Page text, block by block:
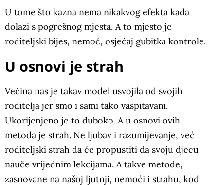
U tome što kazna nema nikakvog efekta kada
dolazi s pogrešnog mjesta. A to mjesto je
roditeljski bijes, nemoć, osjećaj gubitka kontrole.
U osnovi je strah
Većina nas je takav model usvojila od svojih
roditelja jer smo i sami tako vaspitavani.
Ukorijenjeno je to duboko. A u osnovi ovih
metoda je strah. Ne ljubav i razumijevanje, već
roditeljski strah da će propustiti da svoju djecu
nauče vrijednim lekcijama. A takve metode,
zasnovane na našoj ljutnji, nemoći i strahu, kod